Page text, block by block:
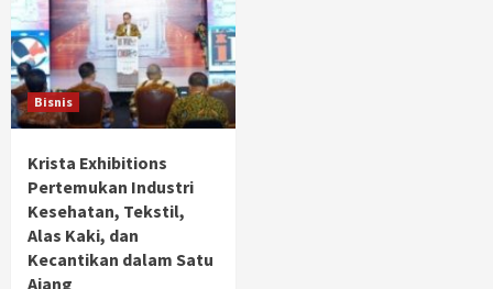
Bisnis
Krista Exhibitions
Pertemukan Industri
Kesehatan, Tekstil,
Alas Kaki, dan
Kecantikan dalam Satu
Ajang